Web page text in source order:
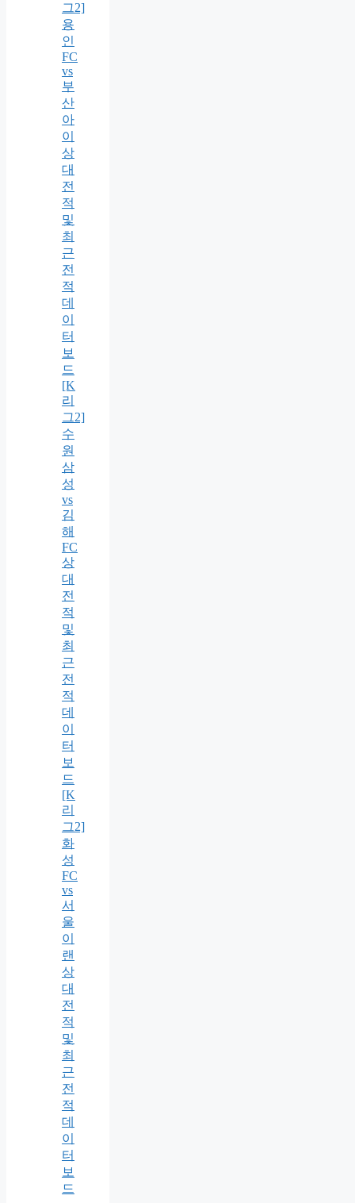
그2]
용
인
FC
vs
부
산
아
이
상
대
전
적
및
최
근
전
적
데
이
터
보
드
[K
리
그2]
수
원
삼
성
vs
김
해
FC
상
대
전
적
및
최
근
전
적
데
이
터
보
드
[K
리
그2]
화
성
FC
vs
서
울
이
랜
상
대
전
적
및
최
근
전
적
데
이
터
보
드